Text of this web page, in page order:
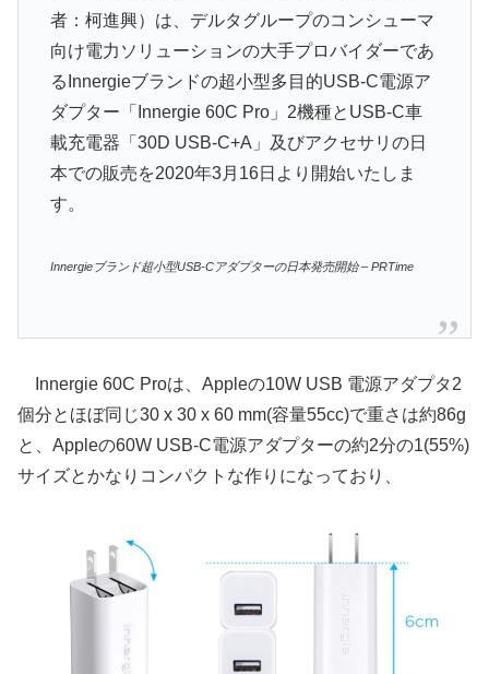
者：柯進興）は、デルタグループのコンシューマ
向け電力ソリューションの大手プロバイダーであ
るInnergieブランドの超小型多目的USB-C電源ア
ダプター「Innergie 60C Pro」2機種とUSB-C車
載充電器「30D USB-C+A」及びアクセサリの日
本での販売を2020年3月16日より開始いたしま
す。
Innergieブランド超小型USB-Cアダプターの日本発売開始 – PRTime
Innergie 60C Proは、Appleの10W USB 電源アダプタ2
個分とほぼ同じ30 x 30 x 60 mm(容量55cc)で重さは約86g
と、Appleの60W USB-C電源アダプターの約2分の1(55%)
サイズとかなりコンパクトな作りになっており、